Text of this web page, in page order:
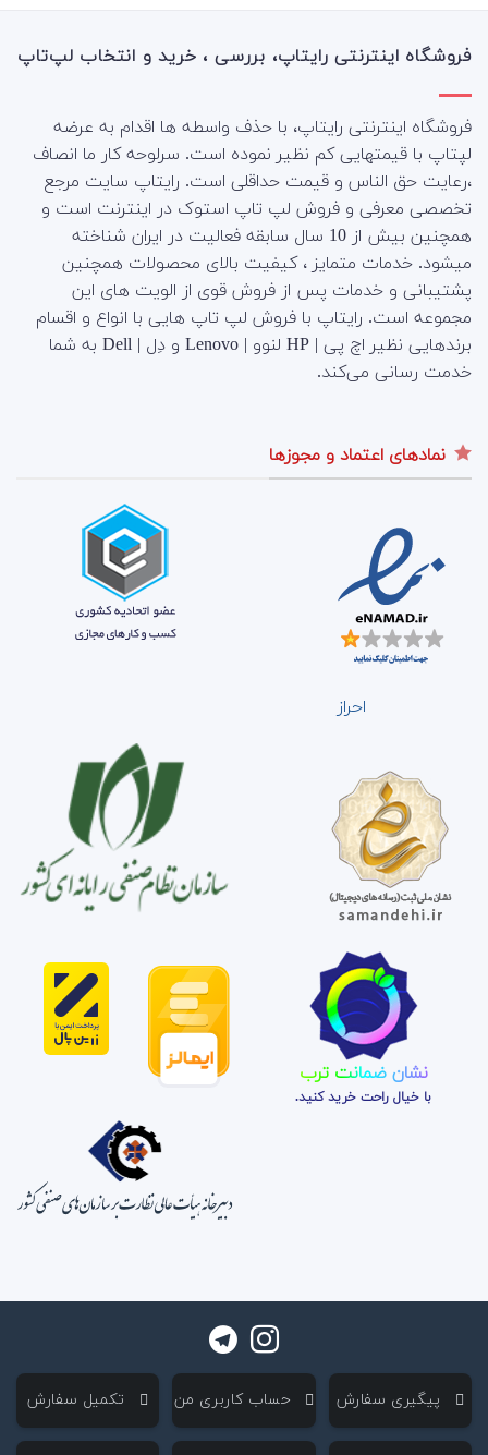
فروشگاه اینترنتی رایتاپ، بررسی ، خرید و انتخاب لپ‌تاپ
فروشگاه اینترنتی رایتاپ، با حذف واسطه ها اقدام به عرضه
لپتاپ با قیمتهایی کم نظیر نموده است. سرلوحه کار ما انصاف
،رعایت حق الناس و قیمت حداقلی است. رایتاپ سایت مرجع
تخصصی معرفی و فروش لپ تاپ استوک در اینترنت است و
همچنین بیش از 10 سال سابقه فعالیت در ایران شناخته
میشود. خدمات متمایز ، کیفیت بالای محصولات همچنین
پشتیبانی و خدمات پس از فروش قوی از الویت های این
مجموعه است. رایتاپ با فروش لپ تاپ هایی با انواع و اقسام
برندهایی نظیر اچ پی | HP لنوو | Lenovo و دِل | Dell به شما
خدمت رسانی می‌کند.
نمادهای اعتماد و مجوزها
احراز
نشان ضمانت ترب
با خیال راحت خرید کنید.
‌ پیگیری سفارش ‌ حساب کاربری من ‌ تکمیل سفارش